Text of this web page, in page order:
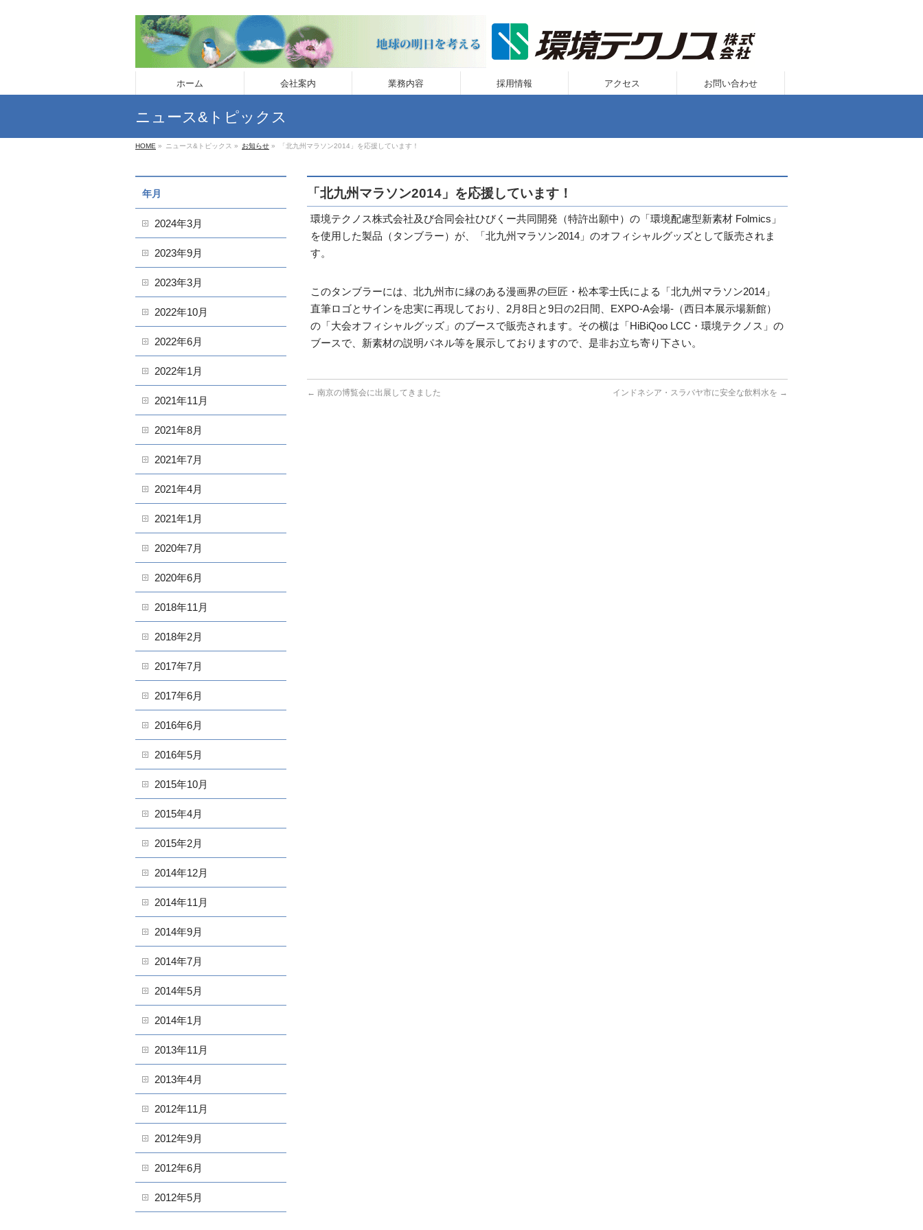
ホーム 会社案内 業務内容 採用情報 アクセス お問い合わせ
ニュース&トピックス
HOME » ニュース&トピックス » お知らせ » 「北九州マラソン2014」を応援しています！
「北九州マラソン2014」を応援しています！
環境テクノス株式会社及び合同会社ひびくー共同開発（特許出願中）の「環境配慮型新素材 Folmics」
を使用した製品（タンブラー）が、「北九州マラソン2014」のオフィシャルグッズとして販売されま
す。
このタンブラーには、北九州市に縁のある漫画界の巨匠・松本零士氏による「北九州マラソン2014」
直筆ロゴとサインを忠実に再現しており、2月8日と9日の2日間、EXPO-A会場-（西日本展示場新館）
の「大会オフィシャルグッズ」のブースで販売されます。その横は「HiBiQoo LCC・環境テクノス」の
ブースで、新素材の説明パネル等を展示しておりますので、是非お立ち寄り下さい。
← 南京の博覧会に出展してきました インドネシア・スラバヤ市に安全な飲料水を →
年月
2024年3月
2023年9月
2023年3月
2022年10月
2022年6月
2022年1月
2021年11月
2021年8月
2021年7月
2021年4月
2021年1月
2020年7月
2020年6月
2018年11月
2018年2月
2017年7月
2017年6月
2016年6月
2016年5月
2015年10月
2015年4月
2015年2月
2014年12月
2014年11月
2014年9月
2014年7月
2014年5月
2014年1月
2013年11月
2013年4月
2012年11月
2012年9月
2012年6月
2012年5月